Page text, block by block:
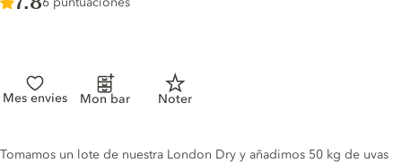
Mes envies Mon bar Noter
Gin description
Tomamos un lote de nuestra London Dry y añadimos 50 kg de uvas